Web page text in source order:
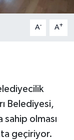
A- A+
Belediyesi,
sahip olması
geçiriyor.